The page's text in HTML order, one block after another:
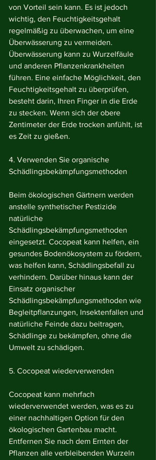
von Vorteil sein kann. Es ist jedoch
wichtig, den Feuchtigkeitsgehalt
regelmäßig zu überwachen, um eine
Überwässerung zu vermeiden.
Überwässerung kann zu Wurzelfäule
und anderen Pflanzenkrankheiten
führen. Eine einfache Möglichkeit, den
Feuchtigkeitsgehalt zu überprüfen,
besteht darin, Ihren Finger in die Erde
zu stecken. Wenn sich der obere
Zentimeter der Erde trocken anfühlt, ist
es Zeit zu gießen.
4. Verwenden Sie organische
Schädlingsbekämpfungsmethoden
Beim ökologischen Gärtnern werden
anstelle synthetischer Pestizide
natürliche
Schädlingsbekämpfungsmethoden
eingesetzt. Cocopeat kann helfen, ein
gesundes Bodenökosystem zu fördern,
was helfen kann, Schädlingsbefall zu
verhindern. Darüber hinaus kann der
Einsatz organischer
Schädlingsbekämpfungsmethoden wie
Begleitpflanzungen, Insektenfallen und
natürliche Feinde dazu beitragen,
Schädlinge zu bekämpfen, ohne die
Umwelt zu schädigen.
5. Cocopeat wiederverwenden
Cocopeat kann mehrfach
wiederverwendet werden, was es zu
einer nachhaltigen Option für den
ökologischen Gartenbau macht.
Entfernen Sie nach dem Ernten der
Pflanzen alle verbleibenden Wurzeln